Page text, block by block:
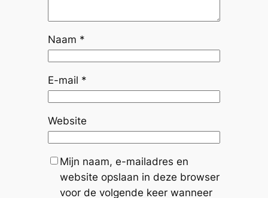
Naam *
E-mail *
Website
Mijn naam, e-mailadres en
website opslaan in deze browser
voor de volgende keer wanneer